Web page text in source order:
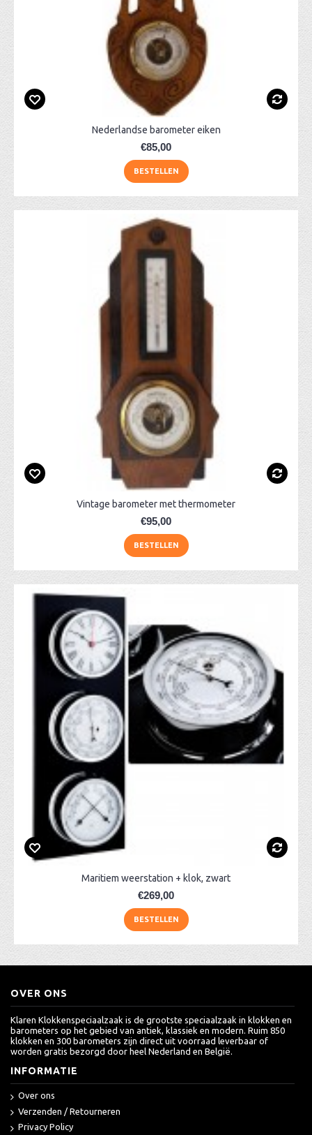
Nederlandse barometer eiken
€85,00
BESTELLEN
Vintage barometer met thermometer
€95,00
BESTELLEN
Maritiem weerstation + klok, zwart
€269,00
BESTELLEN
OVER ONS
Klaren Klokkenspeciaalzaak is de grootste speciaalzaak in klokken en
barometers op het gebied van antiek, klassiek en modern. Ruim 850
klokken en 300 barometers zijn direct uit voorraad leverbaar of
worden gratis bezorgd door heel Nederland en België.
INFORMATIE
Over ons
Verzenden / Retourneren
Privacy Policy